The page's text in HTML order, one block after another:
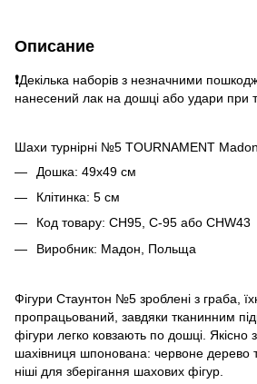
Описание
❗Декілька наборів з незначними
нанесений лак на дошці або удари при
Шахи турнірні №5 TOURNAMENT Madon
Дошка: 49х49 см
Клітинка: 5 см
Код товару: CH95, C-95 або CHW43
Виробник: Мадон, Польща
Фігури Стаунтон №5 зроблені з граба,
пропрацьований, завдяки тканинним
фігури легко ковзають по дошці. Якісно
шахівниця шпонована: червоне дерево
ніші для зберігання шахових фігур.